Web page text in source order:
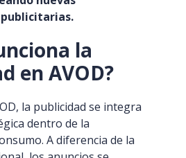
la
en AVOD?
la publicidad se integra
dentro de la
A diferencia de la